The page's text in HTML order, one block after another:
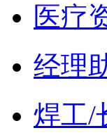
医疗
经理
焊工/